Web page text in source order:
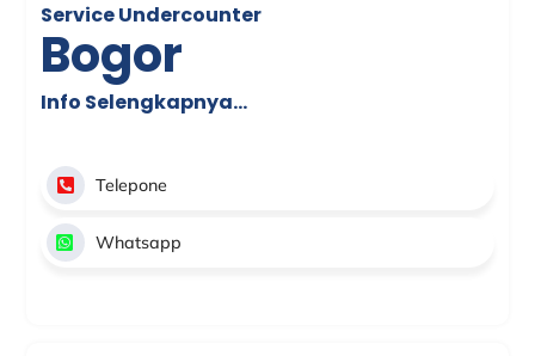
Service Undercounter
Bogor
Info Selengkapnya…
Telepone
Whatsapp